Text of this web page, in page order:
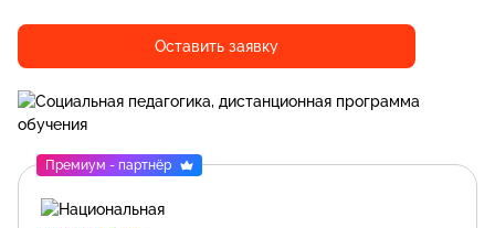
Оставить заявку
Премиум - партнёр